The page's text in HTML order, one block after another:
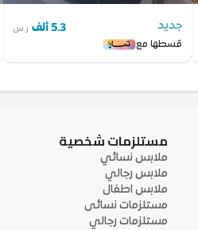
جديد 5.3 ألف ر.س
قسطها مع
جدي
مستلزمات شخصية
ملابس نسائي
ملابس رجالي
ملابس اطفال
مستلزمات نسائى
مستلزمات رجالي